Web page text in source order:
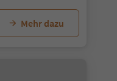
Mehr dazu